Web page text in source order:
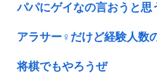
パパにゲイなの言おうと思
アラサー♀だけど経験人数
将棋でもやろうぜ